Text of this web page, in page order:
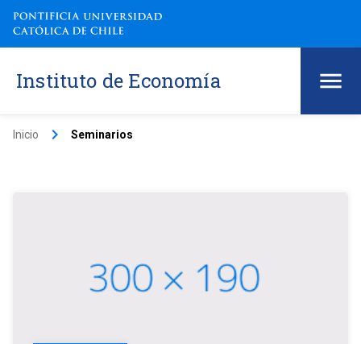
Instituto de Economía
Inicio keyboard_arrow_right Seminarios